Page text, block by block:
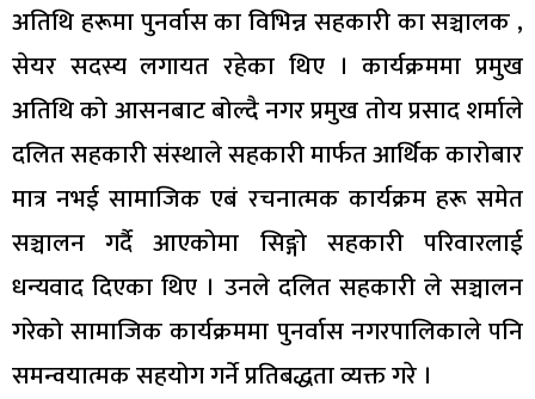
अतिथि हरूमा पुनर्वास का विभिन्न सहकारी का सञ्चालक ,
सेयर सदस्य लगायत रहेका थिए । कार्यक्रममा प्रमुख
अतिथि को आसनबाट बोल्दै नगर प्रमुख तोय प्रसाद शर्माले
दलित सहकारी संस्थाले सहकारी मार्फत आर्थिक कारोबार
मात्र नभई सामाजिक एबं रचनात्मक कार्यक्रम हरू समेत
सञ्चालन गर्दै आएकोमा सिङ्गो सहकारी परिवारलाई
धन्यवाद दिएका थिए । उनले दलित सहकारी ले सञ्चालन
गरेको सामाजिक कार्यक्रममा पुनर्वास नगरपालिकाले पनि
समन्वयात्मक सहयोग गर्ने प्रतिबद्धता व्यक्त गरे ।